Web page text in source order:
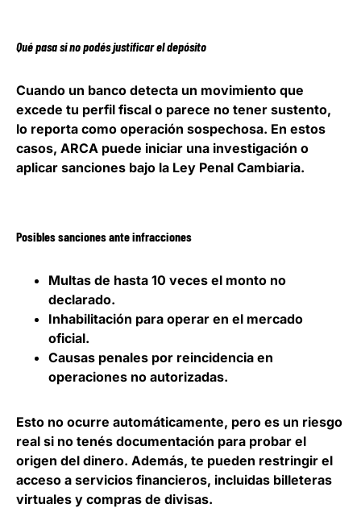
Qué pasa si no podés justificar el depósito
Cuando un banco detecta un movimiento que
excede tu perfil fiscal o parece no tener sustento,
lo reporta como operación sospechosa. En estos
casos, ARCA puede iniciar una investigación o
aplicar sanciones bajo la Ley Penal Cambiaria.
Posibles sanciones ante infracciones
Multas de hasta 10 veces el monto no
declarado.
Inhabilitación para operar en el mercado
oficial.
Causas penales por reincidencia en
operaciones no autorizadas.
Esto no ocurre automáticamente, pero es un riesgo
real si no tenés documentación para probar el
origen del dinero. Además, te pueden restringir el
acceso a servicios financieros, incluidas billeteras
virtuales y compras de divisas.